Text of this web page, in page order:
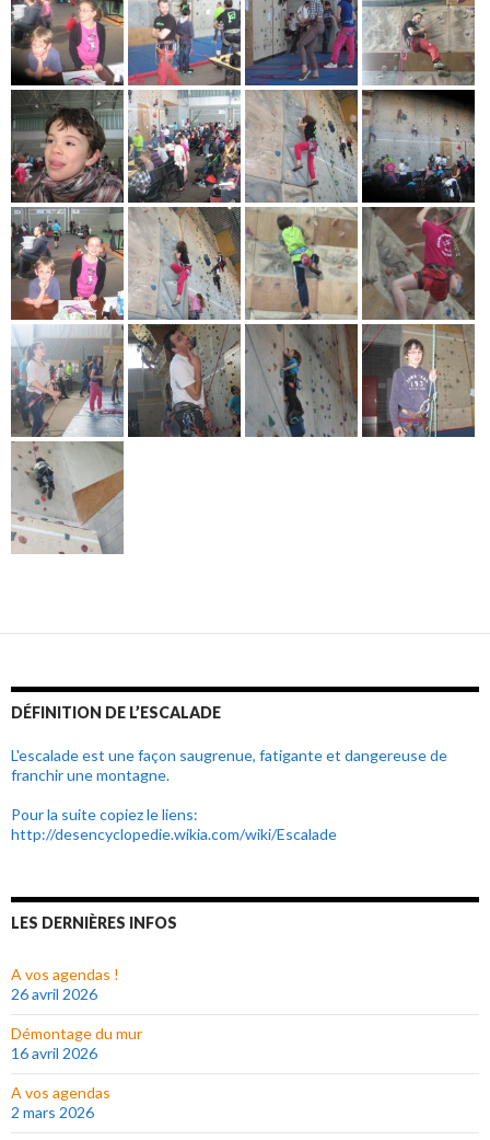
DÉFINITION DE L’ESCALADE
L'escalade est une façon saugrenue, fatigante et dangereuse de
franchir une montagne.
Pour la suite copiez le liens:
http://desencyclopedie.wikia.com/wiki/Escalade
LES DERNIÈRES INFOS
A vos agendas !
26 avril 2026
Démontage du mur
16 avril 2026
A vos agendas
2 mars 2026